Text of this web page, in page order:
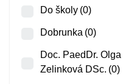
Do školy (0)
Dobrunka (0)
Doc. PaedDr. Olga
Zelinková DSc. (0)